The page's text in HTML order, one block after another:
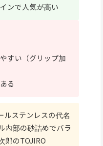
ンで人気が高い
すい（グリップ加
る
ルステンレスの代名
内部の砂詰めでバラ
郎のTOJIRO